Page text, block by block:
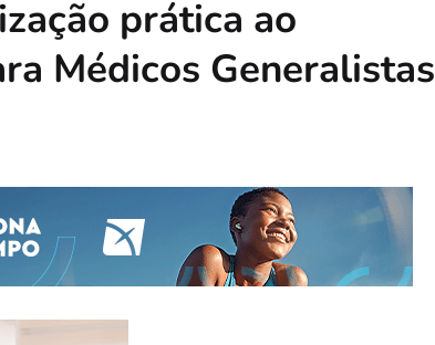
prática ao
Médicos Generalistas